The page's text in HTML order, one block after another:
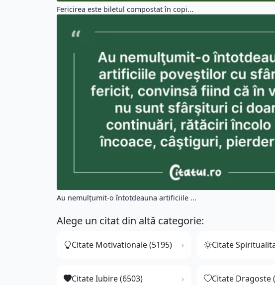
Fericirea este biletul compostat în copi...
Au nemulţumit-o întotdeauna artificiile ...
Alege un citat din altă categorie:
Citate Motivationale (5195) Citate
Citate Iubire (6503) Citate Dragoste